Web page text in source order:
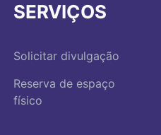
SERVIÇOS
Solicitar divulgação
Reserva de espaço
físico